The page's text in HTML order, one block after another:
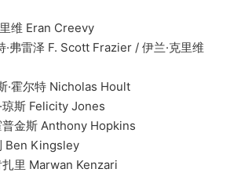
Eran Creevy
泽 F. Scott Frazier / 伊兰·克里维
尔特 Nicholas Hoult
Felicity Jones
Anthony Hopkins
Kingsley
Kenzari